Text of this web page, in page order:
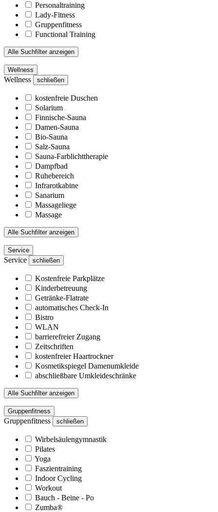
Personaltraining
Lady-Fitness
Gruppenfitness
Functional Training
Alle Suchfilter anzeigen
Wellness
Wellness schließen
kostenfreie Duschen
Solarium
Finnische-Sauna
Damen-Sauna
Bio-Sauna
Salz-Sauna
Sauna-Farblichttherapie
Dampfbad
Ruhebereich
Infrarotkabine
Sanarium
Massageliege
Massage
Alle Suchfilter anzeigen
Service
Service schließen
Kostenfreie Parkplätze
Kinderbetreuung
Getränke-Flatrate
automatisches Check-In
Bistro
WLAN
barrierefreier Zugang
Zeitschriften
kostenfreier Haartrockner
Kosmetikspiegel Damenumkleide
abschließbare Umkleideschränke
Alle Suchfilter anzeigen
Gruppenfitness
Gruppenfitness schließen
Wirbelsäulengymnastik
Pilates
Yoga
Faszientraining
Indoor Cycling
Workout
Bauch - Beine - Po
Zumba®